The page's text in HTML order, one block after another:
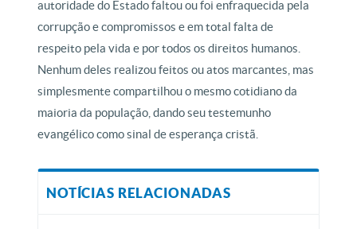
autoridade do Estado faltou ou foi enfraquecida pela
corrupção e compromissos e em total falta de
respeito pela vida e por todos os direitos humanos.
Nenhum deles realizou feitos ou atos marcantes, mas
simplesmente compartilhou o mesmo cotidiano da
maioria da população, dando seu testemunho
evangélico como sinal de esperança cristã.
NOTÍCIAS RELACIONADAS